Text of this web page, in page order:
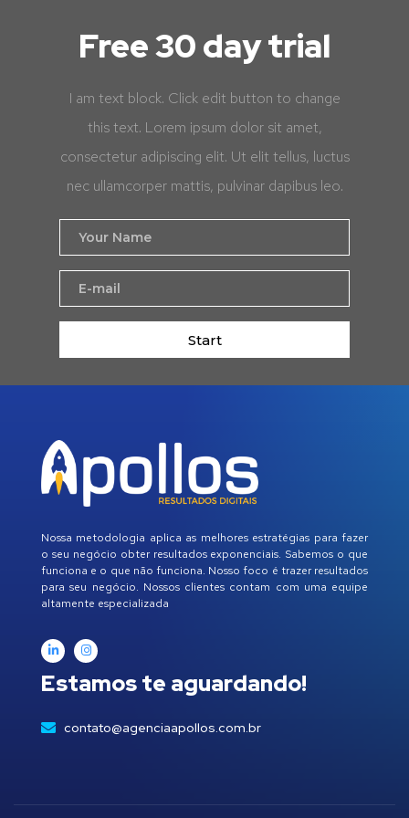
Free 30 day trial
I am text block. Click edit button to change
this text. Lorem ipsum dolor sit amet,
consectetur adipiscing elit. Ut elit tellus, luctus
nec ullamcorper mattis, pulvinar dapibus leo.
Start
Nossa metodologia aplica as melhores estratégias para fazer
o seu negócio obter resultados exponenciais. Sabemos o que
funciona e o que não funciona. Nosso foco é trazer resultados
para seu negócio. Nossos clientes contam com uma equipe
altamente especializada
Estamos te aguardando!
contato@agenciaapollos.com.br